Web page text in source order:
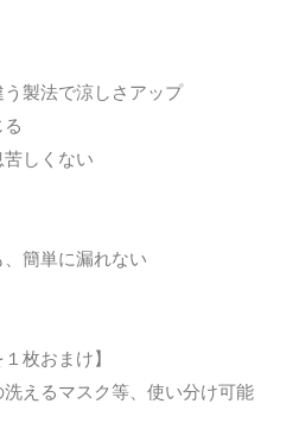
う製法で涼しさアップ
苦しくない
、簡単に漏れない
枚おまけ】
洗えるマスク等、使い分け可能